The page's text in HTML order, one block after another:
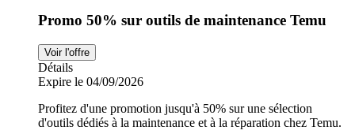
Promo 50% sur outils de maintenance Temu
Voir l'offre
Détails
Expire le 04/09/2026
Profitez d'une promotion jusqu'à 50% sur une sélection
d'outils dédiés à la maintenance et à la réparation chez Temu.